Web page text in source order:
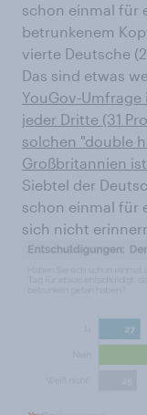
schon einmal für
betrunkenem
vierte Deutsche
Das sind etwas
YouGov-
jeder Dritte (31
solchen "double
Großbritannien
Siebtel der
schon einmal für
sich nicht